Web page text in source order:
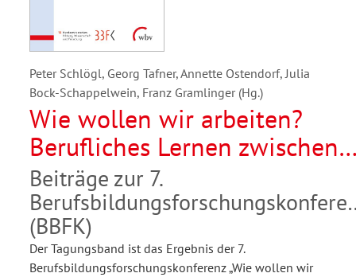
Peter Schlögl, Georg Tafner, Annette Ostendorf, Julia
Bock-Schappelwein, Franz Gramlinger (Hg.)
Wie wollen wir arbeiten?
Berufliches Lernen zwischen
Tradition und Transformation
Beiträge zur 7.
(BBFK)
Der Tagungsband ist das Ergebnis der 7.
Berufsbildungsforschungskonferenz „Wie wollen wir